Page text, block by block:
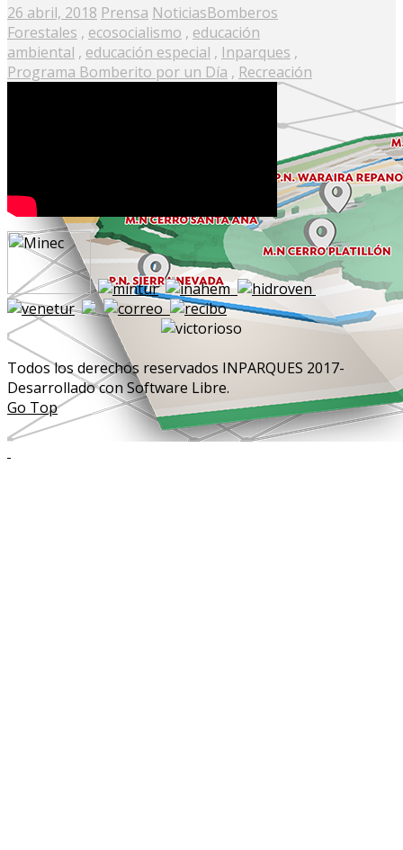
Posted
on
26 abril, 2018 Prensa NoticiasBomberos
Forestales , ecosocialismo , educación
ambiental , educación especial , Inparques ,
Programa Bomberito por un Día , Recreación
Todos los derechos reservados INPARQUES 2017-
Desarrollado con Software Libre.
Go Top